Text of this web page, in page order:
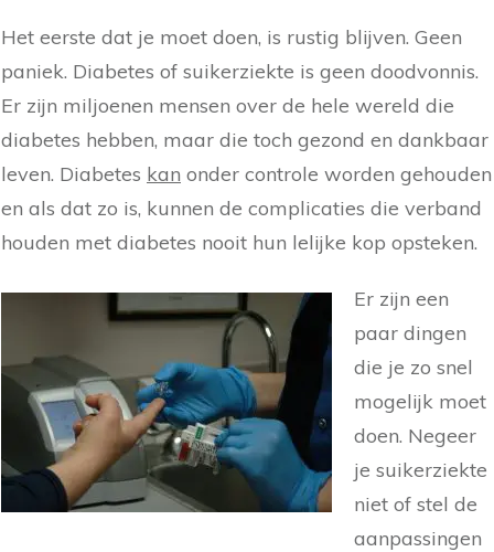
Het eerste dat je moet doen, is rustig blijven. Geen
paniek. Diabetes of suikerziekte is geen doodvonnis.
Er zijn miljoenen mensen over de hele wereld die
diabetes hebben, maar die toch gezond en dankbaar
leven. Diabetes kan onder controle worden gehouden
en als dat zo is, kunnen de complicaties die verband
houden met diabetes nooit hun lelijke kop opsteken.
Er zijn een
paar dingen
die je zo snel
mogelijk moet
doen. Negeer
je suikerziekte
niet of stel de
aanpassingen